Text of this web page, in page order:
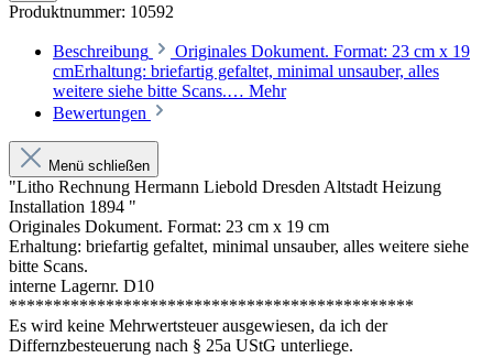
Produktnummer: 10592
Beschreibung
Originales Dokument. Format: 23 cm x 19
cmErhaltung: briefartig gefaltet, minimal unsauber, alles
weitere siehe bitte Scans.… Mehr
Bewertungen
Menü schließen
"Litho Rechnung Hermann Liebold Dresden Altstadt Heizung
Installation 1894 "
Originales Dokument. Format: 23 cm x 19 cm
Erhaltung: briefartig gefaltet, minimal unsauber, alles weitere siehe
bitte Scans.
interne Lagernr. D10
**********************************************
Es wird keine Mehrwertsteuer ausgewiesen, da ich der
Differnzbesteuerung nach § 25a UStG unterliege.